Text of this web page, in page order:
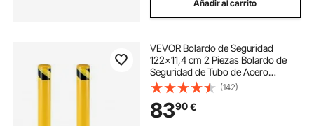
Añadir al carrito
VEVOR Bolardo de Seguridad
122x11,4 cm 2 Piezas Bolardo de
Seguridad de Tubo de Acero
Recubrimiento de Polvo Amarillo
Barrera de Seguridad con 8 Pernos
de Anclaje para Aparcamiento,
Peatones, Escuelas
(142)
8390€